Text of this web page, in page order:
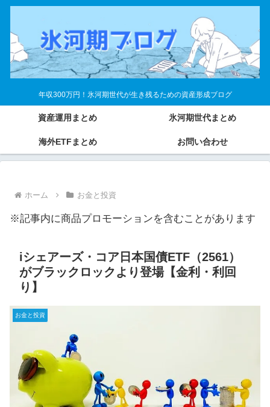
年収300万円！氷河期世代が生き残るための資産形成ブログ
資産運用まとめ 氷河期世代まとめ
海外ETFまとめ お問い合わせ
ホーム お金と投資
※記事内に商品プロモーションを含むことがあります
iシェアーズ・コア日本国債ETF（2561）
がブラックロックより登場【金利・利回
り】
お金と投資